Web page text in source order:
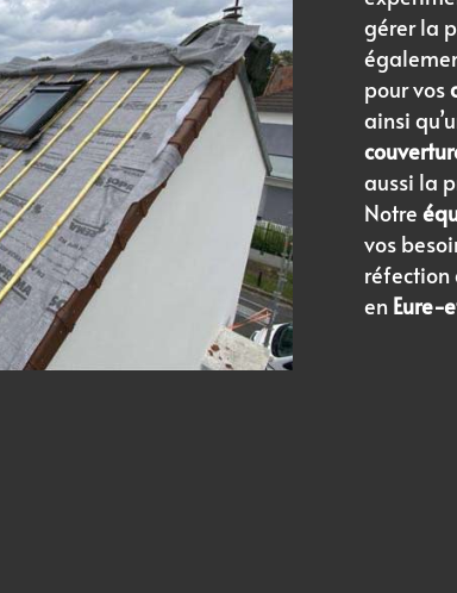
gérer la
pour vos
ainsi
aussi la
Notre
vos
réfection
en Eure-